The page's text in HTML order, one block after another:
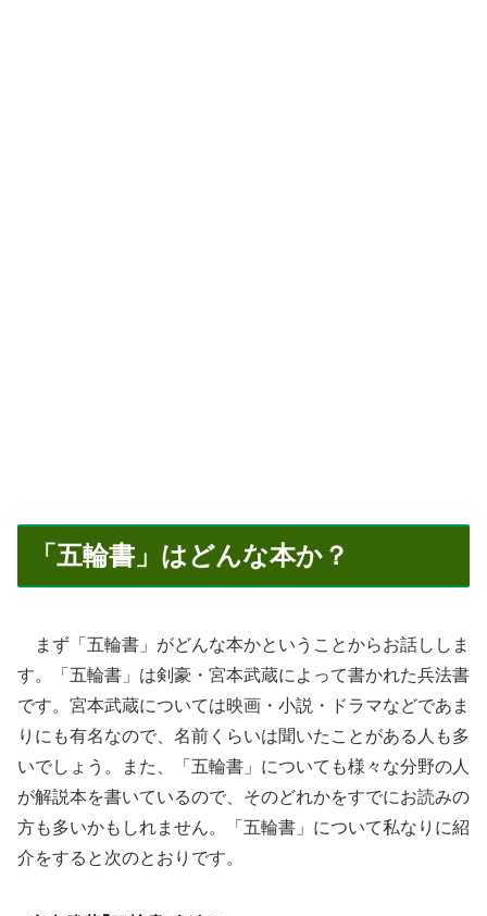
「五輪書」はどんな本か？
まず「五輪書」がどんな本かということからお話ししま
す。「五輪書」は剣豪・宮本武蔵によって書かれた兵法書
です。宮本武蔵については映画・小説・ドラマなどであま
りにも有名なので、名前くらいは聞いたことがある人も多
いでしょう。また、「五輪書」についても様々な分野の人
が解説本を書いているので、そのどれかをすでにお読みの
方も多いかもしれません。「五輪書」について私なりに紹
介をすると次のとおりです。